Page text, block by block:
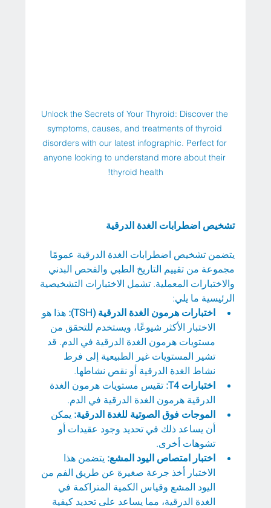
Unlock the Secrets of Your Thyroid: Discover the
symptoms, causes, and treatments of thyroid
disorders with our latest infographic. Perfect for
anyone looking to understand more about their
thyroid health!
تشخيص اضطرابات الغدة الدرقية
يتضمن تشخيص اضطرابات الغدة الدرقية عمومًا
مجموعة من تقييم التاريخ الطبي والفحص البدني
والاختبارات المعملية. تشمل الاختبارات التشخيصية
الرئيسية ما يلي:
اختبارات هرمون الغدة الدرقية (TSH):
هذا هو
الاختبار الأكثر شيوعًا، ويستخدم للتحقق من
مستويات هرمون الغدة الدرقية في الدم. قد
تشير المستويات غير الطبيعية إلى فرط
نشاط الغدة الدرقية أو نقص نشاطها.
اختبارات T4:
تقيس مستويات هرمون الغدة
الدرقية هرمون الغدة الدرقية في الدم.
الموجات فوق الصوتية للغدة الدرقية: يمكن
أن يساعد ذلك في تحديد وجود عقيدات أو
تشوهات أخرى.
اختبار امتصاص اليود المشع: يتضمن هذا
الاختبار أخذ جرعة صغيرة عن طريق الفم من
اليود المشع وقياس الكمية المتراكمة في
الغدة الدرقية، مما يساعد على تحديد كيفية